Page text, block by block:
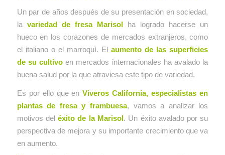
Un par de años después de su presentación en sociedad,
la variedad de fresa Marisol ha logrado hacerse un
hueco en los corazones de mercados extranjeros, como
el italiano o el marroquí. El aumento de las superficies
de su cultivo en mercados internacionales ha avalado la
buena salud por la que atraviesa este tipo de variedad.
Es por ello que enViveros California, especialistas en
plantas de fresa y frambuesa, vamos a analizar los
motivos deléxito de la Marisol. Un éxito avalado por su
perspectiva de mejora y su importante crecimiento que va
en aumento.